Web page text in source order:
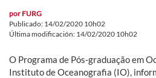
por FURG
Publicado: 14/02/2020 10h02
Última modificación: 14/02/2020 10h02
O Programa de Pós-graduação em
Instituto de Oceanografia (IO),